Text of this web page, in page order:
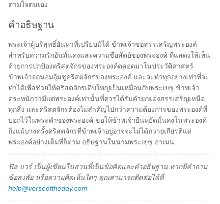
ตามใจตนเอง
คำอธิษฐาน
พระเจ้าผู้บริสุทธิ์อันหาที่เปรียบมิได้ ข้าพเจ้าขอสรรเสริญพระองค์
สำหรับความรักอันมั่นคงและความซื่อสัตย์ของพระองค์ ที่แสดงให้เห็น
ด้วยการปกป้องคริสตจักรของพระองค์ตลอดมาในประวัติศาสตร์
ข้าพเจ้าจถนอมอุ้มชูคริสตจักรของพระองค์ และจะทำทุกอย่างเท่าที่จะ
ทำได้เพื่อช่วยให้คริสตจักรเติบใหญ่เป็นเหมือนกับพระเยซู ข้าพเจ้า
ตระหนักว่ามีแต่พระองค์เท่านั้นที่ควรได้รับคำยกย่องสรรเสริญเหนือ
ทุกสิ่ง และคริสตจักรต้องไม่สำคัญไปกว่าความต้องการของพระองค์ที่
บอกไว้ในพระคำของพระองค์ ขอให้ข้าพเจ้ายืนหยัดมั่นคงในพระองค์
ถึงแม้บางครั้งคริสตจักรที่ข้าพเจ้าอยู่อาจจะไม่ได้ถวายเกียรติแด่
พระองค์อย่างเต็มที่ก็ตาม อธิษฐานในนามพระเยซู อาเมน
ฟิล แวร์ เป็นผู้เขียนในส่วนที่เป็นข้อคิดและคำอธิษฐาน หากมีคำถาม
ข้อสงสัย หรือความคิดเห็นใดๆ คุณสามารถติดต่อได้ที่
help@verseoftheday.com